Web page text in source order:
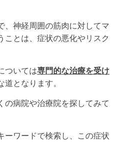
、神経周囲の筋肉に対してマ
ことは、症状の悪化やリスク
ついては専門的な治療を受け
となります。
の病院や治療院を探してみて
ーワードで検索し、この症状